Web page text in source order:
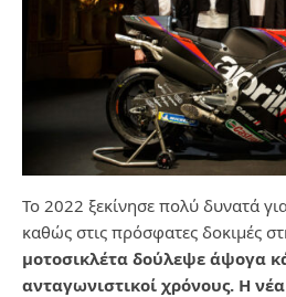
Το 2022 ξεκίνησε πολύ δυνατά
καθώς στις πρόσφατες δοκιμές
μοτοσικλέτα δούλεψε άψογα
ανταγωνιστικοί χρόνους. Η νέα